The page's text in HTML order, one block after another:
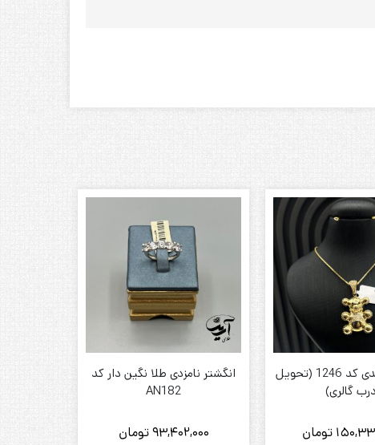
پلاک طلا تدی کد 1246 (تحویل
درب گالری)
تومان
انگشتر نامزدی طلا نگین دار کد
AN182
93,402,000تومان